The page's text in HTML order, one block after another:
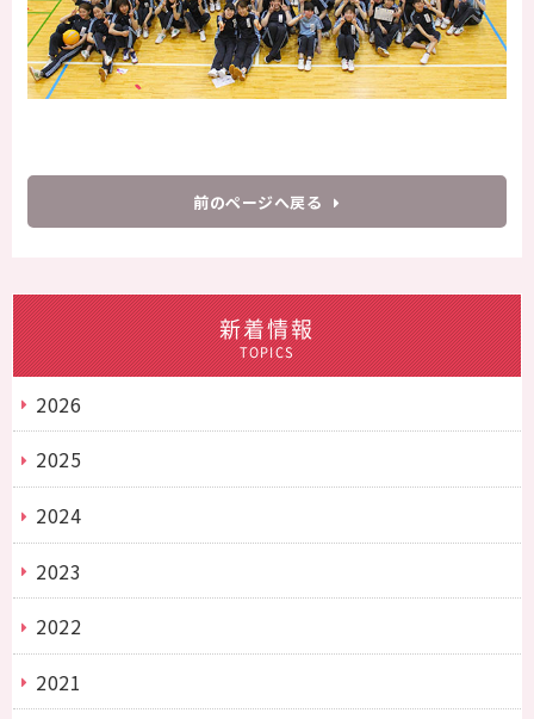
前のページへ戻る
新着情報
TOPICS
2026
2025
2024
2023
2022
2021